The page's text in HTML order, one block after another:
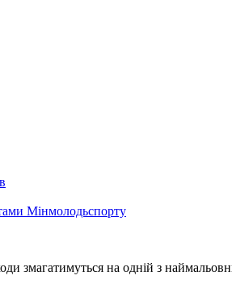
Мінмолодьспорту
змагатимуться на одній з